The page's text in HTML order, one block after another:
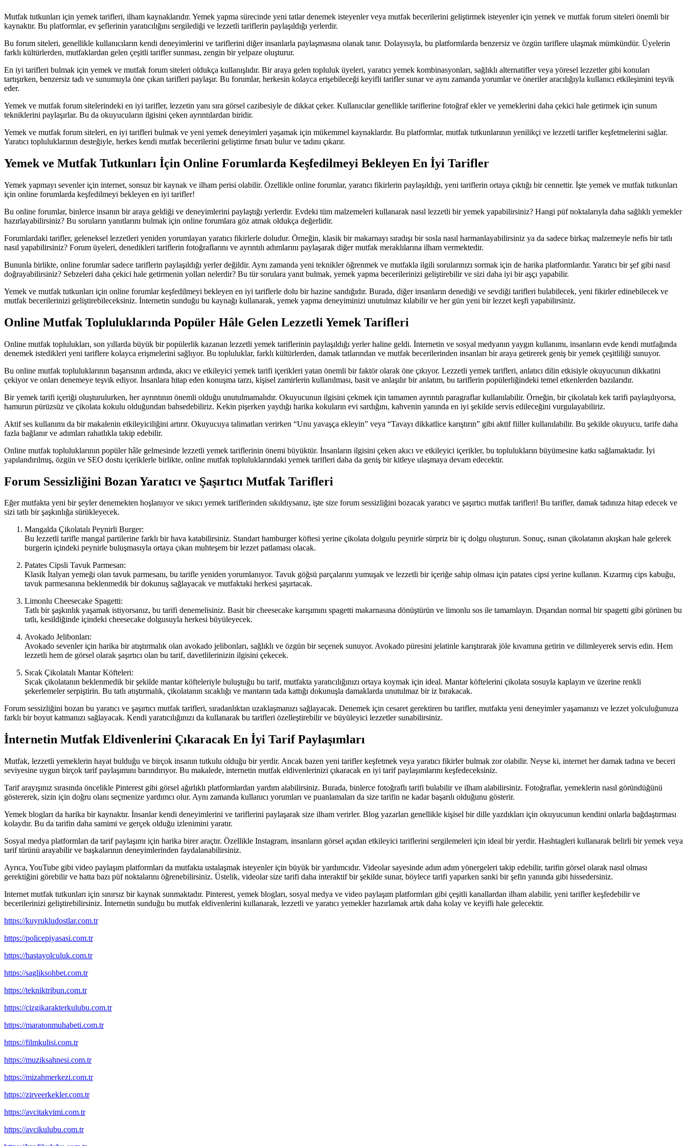
Mutfak tutkunları için yemek tarifleri, ilham kaynaklarıdır. Yemek yapma sürecinde yeni tatlar denemek isteyenler veya mutfak becerilerini geliştirmek isteyenler için yemek ve mutfak forum siteleri önemli bir
kaynaktır. Bu platformlar, ev şeflerinin yaratıcılığını sergilediği ve lezzetli tariflerin paylaşıldığı yerlerdir.
Bu forum siteleri, genellikle kullanıcıların kendi deneyimlerini ve tariflerini diğer insanlarla paylaşmasına olanak tanır. Dolayısıyla, bu platformlarda benzersiz ve özgün tariflere ulaşmak mümkündür. Üyelerin
farklı kültürlerden, mutfaklardan gelen çeşitli tarifler sunması, zengin bir yelpaze oluşturur.
En iyi tarifleri bulmak için yemek ve mutfak forum siteleri oldukça kullanışlıdır. Bir araya gelen topluluk üyeleri, yaratıcı yemek kombinasyonları, sağlıklı alternatifler veya yöresel lezzetler gibi konuları
tartışırken, benzersiz tadı ve sunumuyla öne çıkan tarifleri paylaşır. Bu forumlar, herkesin kolayca erişebileceği keyifli tarifler sunar ve aynı zamanda yorumlar ve öneriler aracılığıyla kullanıcı etkileşimini teşvik
eder.
Yemek ve mutfak forum sitelerindeki en iyi tarifler, lezzetin yanı sıra görsel cazibesiyle de dikkat çeker. Kullanıcılar genellikle tariflerine fotoğraf ekler ve yemeklerini daha çekici hale getirmek için sunum
tekniklerini paylaşırlar. Bu da okuyucuların ilgisini çeken ayrıntılardan biridir.
Yemek ve mutfak forum siteleri, en iyi tarifleri bulmak ve yeni yemek deneyimleri yaşamak için mükemmel kaynaklardır. Bu platformlar, mutfak tutkunlarının yenilikçi ve lezzetli tarifler keşfetmelerini sağlar.
Yaratıcı topluluklarının desteğiyle, herkes kendi mutfak becerilerini geliştirme fırsatı bulur ve tadını çıkarır.
Yemek ve Mutfak Tutkunları İçin Online Forumlarda Keşfedilmeyi Bekleyen En İyi Tarifler
Yemek yapmayı sevenler için internet, sonsuz bir kaynak ve ilham perisi olabilir. Özellikle online forumlar, yaratıcı fikirlerin paylaşıldığı, yeni tariflerin ortaya çıktığı bir cennettir. İşte yemek ve mutfak tutkunları
için online forumlarda keşfedilmeyi bekleyen en iyi tarifler!
Bu online forumlar, binlerce insanın bir araya geldiği ve deneyimlerini paylaştığı yerlerdir. Evdeki tüm malzemeleri kullanarak nasıl lezzetli bir yemek yapabilirsiniz? Hangi püf noktalarıyla daha sağlıklı yemekler
hazırlayabilirsiniz? Bu soruların yanıtlarını bulmak için online forumlara göz atmak oldukça değerlidir.
Forumlardaki tarifler, geleneksel lezzetleri yeniden yorumlayan yaratıcı fikirlerle doludur. Örneğin, klasik bir makarnayı sıradışı bir sosla nasıl harmanlayabilirsiniz ya da sadece birkaç malzemeyle nefis bir tatlı
nasıl yapabilirsiniz? Forum üyeleri, denedikleri tariflerin fotoğraflarını ve ayrıntılı adımlarını paylaşarak diğer mutfak meraklılarına ilham vermektedir.
Bununla birlikte, online forumlar sadece tariflerin paylaşıldığı yerler değildir. Aynı zamanda yeni teknikler öğrenmek ve mutfakla ilgili sorularınızı sormak için de harika platformlardır. Yaratıcı bir şef gibi nasıl
doğrayabilirsiniz? Sebzeleri daha çekici hale getirmenin yolları nelerdir? Bu tür sorulara yanıt bulmak, yemek yapma becerilerinizi geliştirebilir ve sizi daha iyi bir aşçı yapabilir.
Yemek ve mutfak tutkunları için online forumlar keşfedilmeyi bekleyen en iyi tariflerle dolu bir hazine sandığıdır. Burada, diğer insanların denediği ve sevdiği tarifleri bulabilecek, yeni fikirler edinebilecek ve
mutfak becerilerinizi geliştirebileceksiniz. İnternetin sunduğu bu kaynağı kullanarak, yemek yapma deneyiminizi unutulmaz kılabilir ve her gün yeni bir lezzet keşfi yapabilirsiniz.
Online Mutfak Topluluklarında Popüler Hâle Gelen Lezzetli Yemek Tarifleri
Online mutfak toplulukları, son yıllarda büyük bir popülerlik kazanan lezzetli yemek tariflerinin paylaşıldığı yerler haline geldi. İnternetin ve sosyal medyanın yaygın kullanımı, insanların evde kendi mutfağında
denemek istedikleri yeni tariflere kolayca erişmelerini sağlıyor. Bu topluluklar, farklı kültürlerden, damak tatlarından ve mutfak becerilerinden insanları bir araya getirerek geniş bir yemek çeşitliliği sunuyor.
Bu online mutfak topluluklarının başarısının ardında, akıcı ve etkileyici yemek tarifi içerikleri yatan önemli bir faktör olarak öne çıkıyor. Lezzetli yemek tarifleri, anlatıcı dilin etkisiyle okuyucunun dikkatini
çekiyor ve onları denemeye teşvik ediyor. İnsanlara hitap eden konuşma tarzı, kişisel zamirlerin kullanılması, basit ve anlaşılır bir anlatım, bu tariflerin popülerliğindeki temel etkenlerden bazılarıdır.
Bir yemek tarifi içeriği oluşturulurken, her ayrıntının önemli olduğu unutulmamalıdır. Okuyucunun ilgisini çekmek için tamamen ayrıntılı paragraflar kullanılabilir. Örneğin, bir çikolatalı kek tarifi paylaşılıyorsa,
hamurun pürüzsüz ve çikolata kokulu olduğundan bahsedebiliriz. Kekin pişerken yaydığı harika kokuların evi sardığını, kahvenin yanında en iyi şekilde servis edileceğini vurgulayabiliriz.
Aktif ses kullanımı da bir makalenin etkileyiciliğini artırır. Okuyucuya talimatları verirken “Unu yavaşça ekleyin” veya “Tavayı dikkatlice karıştırın” gibi aktif fiiller kullanılabilir. Bu şekilde okuyucu, tarife daha
fazla bağlanır ve adımları rahatlıkla takip edebilir.
Online mutfak topluluklarının popüler hâle gelmesinde lezzetli yemek tariflerinin önemi büyüktür. İnsanların ilgisini çeken akıcı ve etkileyici içerikler, bu toplulukların büyümesine katkı sağlamaktadır. İyi
yapılandırılmış, özgün ve SEO dostu içeriklerle birlikte, online mutfak topluluklarındaki yemek tarifleri daha da geniş bir kitleye ulaşmaya devam edecektir.
Forum Sessizliğini Bozan Yaratıcı ve Şaşırtıcı Mutfak Tarifleri
Eğer mutfakta yeni bir şeyler denemekten hoşlanıyor ve sıkıcı yemek tariflerinden sıkıldıysanız, işte size forum sessizliğini bozacak yaratıcı ve şaşırtıcı mutfak tarifleri! Bu tarifler, damak tadınıza hitap edecek ve
sizi tatlı bir şaşkınlığa sürükleyecek.
Mangalda Çikolatalı Peynirli Burger:
Bu lezzetli tarifle mangal partilerine farklı bir hava katabilirsiniz. Standart hamburger köftesi yerine çikolata dolgulu peynirle sürpriz bir iç dolgu oluşturun. Sonuç, ısınan çikolatanın akışkan hale gelerek
burgerin içindeki peynirle buluşmasıyla ortaya çıkan muhteşem bir lezzet patlaması olacak.
Patates Cipsli Tavuk Parmesan:
Klasik İtalyan yemeği olan tavuk parmesanı, bu tarifle yeniden yorumlanıyor. Tavuk göğsü parçalarını yumuşak ve lezzetli bir içeriğe sahip olması için patates cipsi yerine kullanın. Kızarmış cips kabuğu,
tavuk parmesanına beklenmedik bir dokunuş sağlayacak ve mutfaktaki herkesi şaşırtacak.
Limonlu Cheesecake Spagetti:
Tatlı bir şaşkınlık yaşamak istiyorsanız, bu tarifi denemelisiniz. Basit bir cheesecake karışımını spagetti makarnasına dönüştürün ve limonlu sos ile tamamlayın. Dışarıdan normal bir spagetti gibi görünen bu
tatlı, kesildiğinde içindeki cheesecake dolgusuyla herkesi büyüleyecek.
Avokado Jelibonları:
Avokado sevenler için harika bir atıştırmalık olan avokado jelibonları, sağlıklı ve özgün bir seçenek sunuyor. Avokado püresini jelatinle karıştırarak jöle kıvamına getirin ve dilimleyerek servis edin. Hem
lezzetli hem de görsel olarak şaşırtıcı olan bu tarif, davetlilerinizin ilgisini çekecek.
Sıcak Çikolatalı Mantar Köfteleri:
Sıcak çikolatanın beklenmedik bir şekilde mantar köfteleriyle buluştuğu bu tarif, mutfakta yaratıcılığınızı ortaya koymak için ideal. Mantar köftelerini çikolata sosuyla kaplayın ve üzerine renkli
şekerlemeler serpiştirin. Bu tatlı atıştırmalık, çikolatanın sıcaklığı ve mantarın tada kattığı dokunuşla damaklarda unutulmaz bir iz bırakacak.
Forum sessizliğini bozan bu yaratıcı ve şaşırtıcı mutfak tarifleri, sıradanlıktan uzaklaşmanızı sağlayacak. Denemek için cesaret gerektiren bu tarifler, mutfakta yeni deneyimler yaşamanızı ve lezzet yolculuğunuza
farklı bir boyut katmanızı sağlayacak. Kendi yaratıcılığınızı da kullanarak bu tarifleri özelleştirebilir ve büyüleyici lezzetler sunabilirsiniz.
İnternetin Mutfak Eldivenlerini Çıkaracak En İyi Tarif Paylaşımları
Mutfak, lezzetli yemeklerin hayat bulduğu ve birçok insanın tutkulu olduğu bir yerdir. Ancak bazen yeni tarifler keşfetmek veya yaratıcı fikirler bulmak zor olabilir. Neyse ki, internet her damak tadına ve beceri
seviyesine uygun birçok tarif paylaşımını barındırıyor. Bu makalede, internetin mutfak eldivenlerinizi çıkaracak en iyi tarif paylaşımlarını keşfedeceksiniz.
Tarif arayışınız sırasında öncelikle Pinterest gibi görsel ağırlıklı platformlardan yardım alabilirsiniz. Burada, binlerce fotoğraflı tarifi bulabilir ve ilham alabilirsiniz. Fotoğraflar, yemeklerin nasıl göründüğünü
göstererek, sizin için doğru olanı seçmenize yardımcı olur. Aynı zamanda kullanıcı yorumları ve puanlamaları da size tarifin ne kadar başarılı olduğunu gösterir.
Yemek blogları da harika bir kaynaktır. İnsanlar kendi deneyimlerini ve tariflerini paylaşarak size ilham verirler. Blog yazarları genellikle kişisel bir dille yazdıkları için okuyucunun kendini onlarla bağdaştırması
kolaydır. Bu da tarifin daha samimi ve gerçek olduğu izlenimini yaratır.
Sosyal medya platformları da tarif paylaşımı için harika birer araçtır. Özellikle Instagram, insanların görsel açıdan etkileyici tariflerini sergilemeleri için ideal bir yerdir. Hashtagleri kullanarak belirli bir yemek veya
tarif türünü arayabilir ve başkalarının deneyimlerinden faydalanabilirsiniz.
Ayrıca, YouTube gibi video paylaşım platformları da mutfakta ustalaşmak isteyenler için büyük bir yardımcıdır. Videolar sayesinde adım adım yönergeleri takip edebilir, tarifin görsel olarak nasıl olması
gerektiğini görebilir ve hatta bazı püf noktalarını öğrenebilirsiniz. Üstelik, videolar size tarifi daha interaktif bir şekilde sunar, böylece tarifi yaparken sanki bir şefin yanında gibi hissedersiniz.
Internet mutfak tutkunları için sınırsız bir kaynak sunmaktadır. Pinterest, yemek blogları, sosyal medya ve video paylaşım platformları gibi çeşitli kanallardan ilham alabilir, yeni tarifler keşfedebilir ve
becerilerinizi geliştirebilirsiniz. İnternetin sunduğu bu mutfak eldivenlerini kullanarak, lezzetli ve yaratıcı yemekler hazırlamak artık daha kolay ve keyifli hale gelecektir.
https://kuyrukludostlar.com.tr
https://policepiyasasi.com.tr
https://hastayolculuk.com.tr
https://sagliksohbet.com.tr
https://tekniktribun.com.tr
https://cizgikarakterkulubu.com.tr
https://maratonmuhabeti.com.tr
https://filmkulisi.com.tr
https://muziksahnesi.com.tr
https://mizahmerkezi.com.tr
https://zirveerkekler.com.tr
https://avcitakvimi.com.tr
https://avcikulubu.com.tr